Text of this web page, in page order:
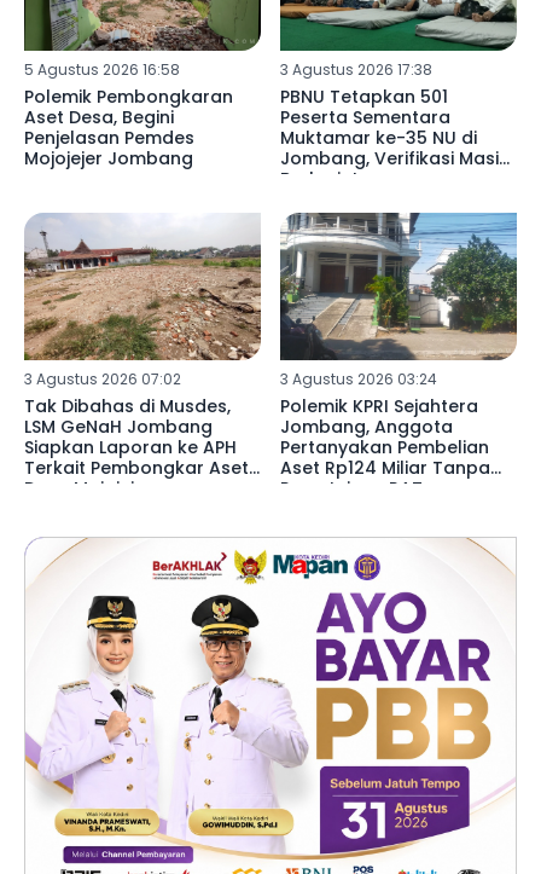
5 Agustus 2026 16:58
Polemik Pembongkaran
Aset Desa, Begini
Penjelasan Pemdes
Mojojejer Jombang
3 Agustus 2026 17:38
PBNU Tetapkan 501
Peserta Sementara
Muktamar ke-35 NU di
Jombang, Verifikasi Masih
Berlanjut
3 Agustus 2026 07:02
Tak Dibahas di Musdes,
LSM GeNaH Jombang
Siapkan Laporan ke APH
Terkait Pembongkar Aset
Desa Mojojejer
3 Agustus 2026 03:24
Polemik KPRI Sejahtera
Jombang, Anggota
Pertanyakan Pembelian
Aset Rp124 Miliar Tanpa
Persetujuan RAT